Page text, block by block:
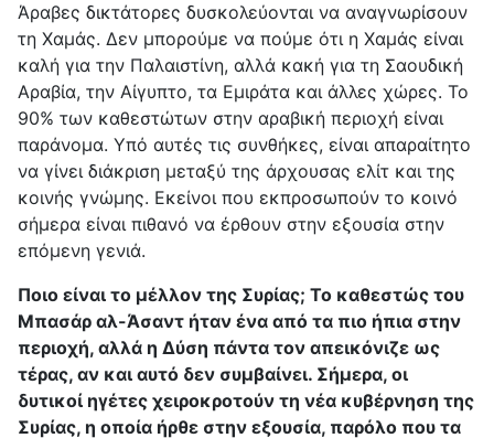
Άραβες δικτάτορες δυσκολεύονται να αναγνωρίσουν
τη Χαμάς. Δεν μπορούμε να πούμε ότι η Χαμάς είναι
καλή για την Παλαιστίνη, αλλά κακή για τη Σαουδική
Αραβία, την Αίγυπτο, τα Εμιράτα και άλλες χώρες. Το
90% των καθεστώτων στην αραβική περιοχή είναι
παράνομα. Υπό αυτές τις συνθήκες, είναι απαραίτητο
να γίνει διάκριση μεταξύ της άρχουσας ελίτ και της
κοινής γνώμης. Εκείνοι που εκπροσωπούν το κοινό
σήμερα είναι πιθανό να έρθουν στην εξουσία στην
επόμενη γενιά.
Ποιο είναι το μέλλον της Συρίας; Το καθεστώς του
Μπασάρ αλ-Άσαντ ήταν ένα από τα πιο ήπια στην
περιοχή, αλλά η Δύση πάντα τον απεικόνιζε ως
τέρας, αν και αυτό δεν συμβαίνει. Σήμερα, οι
δυτικοί ηγέτες χειροκροτούν τη νέα κυβέρνηση της
Συρίας, η οποία ήρθε στην εξουσία, παρόλο που τα